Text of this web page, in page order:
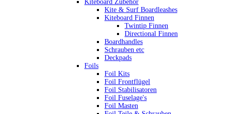
Kiteboard Zubehör
Kite & Surf Boardleashes
Kiteboard Finnen
Twintip Finnen
Directional Finnen
Boardhandles
Schrauben etc
Deckpads
Foils
Foil Kits
Foil Frontflügel
Foil Stabilisatoren
Foil Fuselage's
Foil Masten